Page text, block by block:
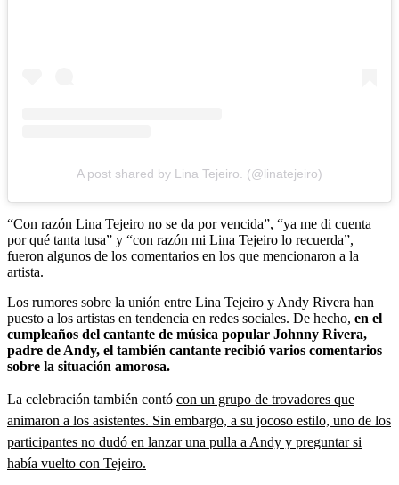
A post shared by Lina Tejeiro. (@linatejeiro)
“Con razón Lina Tejeiro no se da por vencida”, “ya me di cuenta
por qué tanta tusa” y “con razón mi Lina Tejeiro lo recuerda”,
fueron algunos de los comentarios en los que mencionaron a la
artista.
Los rumores sobre la unión entre Lina Tejeiro y Andy Rivera han
puesto a los artistas en tendencia en redes sociales. De hecho, en el
cumpleaños del cantante de música popular Johnny Rivera,
padre de Andy, el también cantante recibió varios comentarios
sobre la situación amorosa.
La celebración también contó con un grupo de trovadores que
animaron a los asistentes. Sin embargo, a su jocoso estilo, uno de los
participantes no dudó en lanzar una pulla a Andy y preguntar si
había vuelto con Tejeiro.